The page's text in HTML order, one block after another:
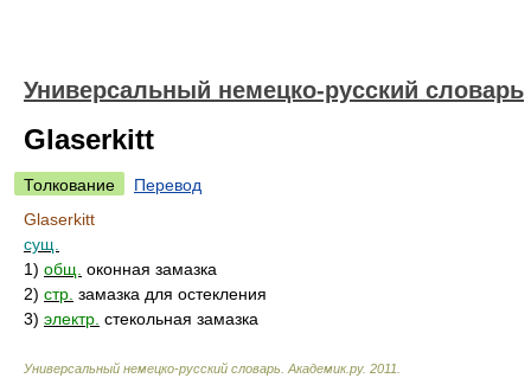
Универсальный немецко-русский словарь
Glaserkitt
Толкование
Перевод
Glaserkitt
сущ.
1) общ. оконная замазка
2) стр. замазка для остекления
3) электр. стекольная замазка
Универсальный немецко-русский словарь Академик.ру. 2011